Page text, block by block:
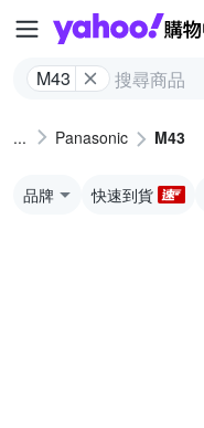
M43
Panasonic M43
品牌 快速到貨